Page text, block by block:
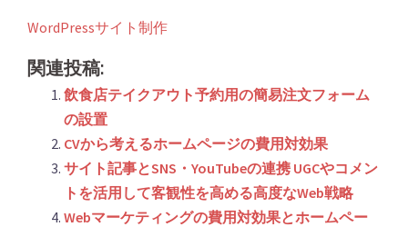
WordPressサイト制作
関連投稿:
飲食店テイクアウト予約用の簡易注文フォーム
の設置
CVから考えるホームページの費用対効果
サイト記事とSNS・YouTubeの連携 UGCやコメン
トを活用して客観性を高める高度なWeb戦略
Webマーケティングの費用対効果とホームペー